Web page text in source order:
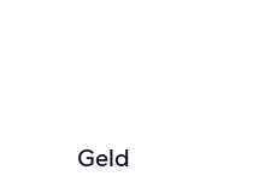
Geld